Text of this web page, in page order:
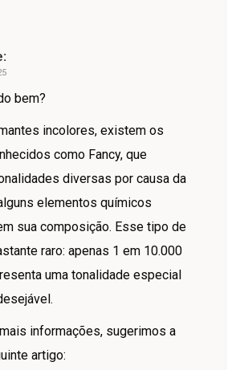
bem?
incolores, existem os
como Fancy, que
diversas por causa da
elementos químicos
sua composição. Esse tipo de
raro: apenas 1 em 10.000
uma tonalidade especial
informações, sugerimos a
artigo: